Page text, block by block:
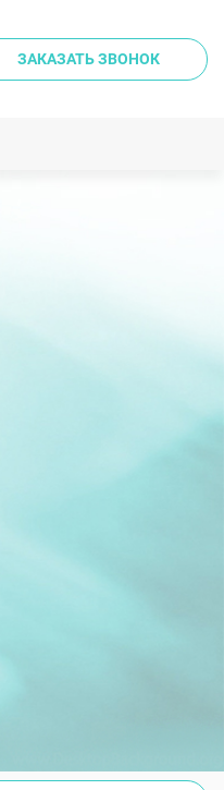
ЗАКАЗАТЬ ЗВОНОК